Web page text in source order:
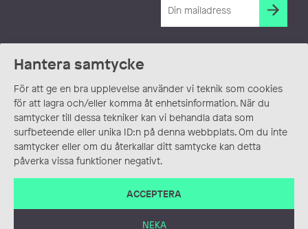
Hantera samtycke
För att ge en bra upplevelse använder vi teknik som cookies
för att lagra och/eller komma åt enhetsinformation. När du
samtycker till dessa tekniker kan vi behandla data som
surfbeteende eller unika ID:n på denna webbplats. Om du inte
samtycker eller om du återkallar ditt samtycke kan detta
påverka vissa funktioner negativt.
ACCEPTERA
NEKA